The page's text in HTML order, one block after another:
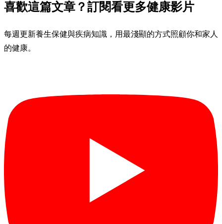
喜歡這篇文章？訂閱看更多健康影片
每週更新養生保健與疾病知識，用最淺顯的方式照顧你和家人
的健康。